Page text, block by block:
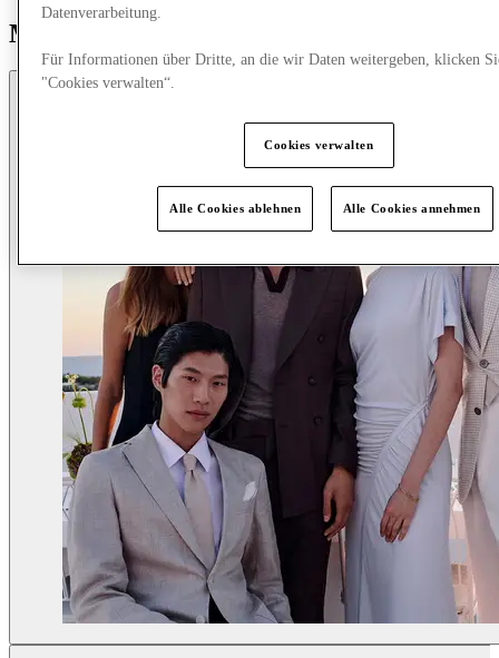
Moodboard
Datenverarbeitung.
Für Informationen über Dritte, an die wir Daten weitergeben, klicken
"Cookies verwalten“.
Cookies verwalten
Alle Cookies ablehnen Alle Cookies annehmen